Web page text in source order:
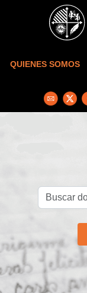
Skip to main content
QUIENES SOMOS